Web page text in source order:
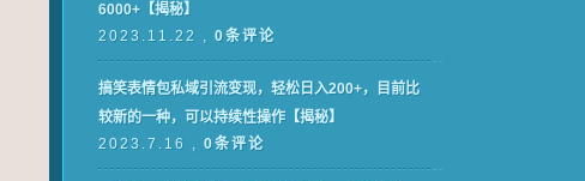
6000+【揭秘】
2023.11.22 , 0条评论
搞笑表情包私域引流变现，轻松日入200+，目前比
较新的一种，可以持续性操作【揭秘】
2023.7.16 , 0条评论